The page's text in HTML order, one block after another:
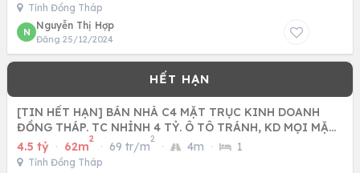
Tỉnh Đồng Tháp
N
Nguyễn Thị Hợp
Đăng 25/12/2024
[TIN HẾT HẠN] BÁN NHÀ C4 MẶT TRỤC KINH DOANH
ĐỒNG THÁP. TC NHỈNH 4 TỶ. Ô TÔ TRÁNH, KD MỌI MẶT
HÀNG
4.5 tỷ · 62m
2
· 69 tr/m
2
· 4m · 1
Tỉnh Đồng Tháp